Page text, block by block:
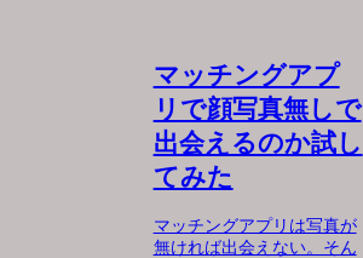
マッチングアプ
リで顔写真無しで
出会えるのか試し
てみた
マッチングアプリは写真が
無ければ出会えない。そん